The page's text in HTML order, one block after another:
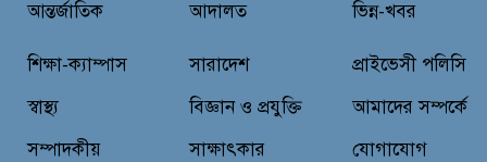
বিচার করেন, জনগণ আপনাদের ছাড়বে
না: সাক্কু
আন্তর্জাতিক
আদালত
ভিন্ন-খবর
শিক্ষা-ক্যাম্পাস
স্বাস্থ্য
সম্পাদকীয়
সারাদেশ
বিজ্ঞান ও প্রযুক্তি
সাক্ষাৎকার
প্রাইভেসী পলিসি
আমাদের সম্পর্কে
যোগাযোগ